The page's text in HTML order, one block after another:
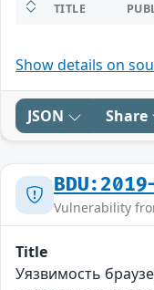
TITLE
Show details on
JSON Share
Vulnerability
Title
Уязвимость